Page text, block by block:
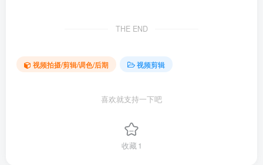
THE END
视频拍摄/剪辑/调色/后期 视频剪辑
喜欢就支持一下吧
收藏1